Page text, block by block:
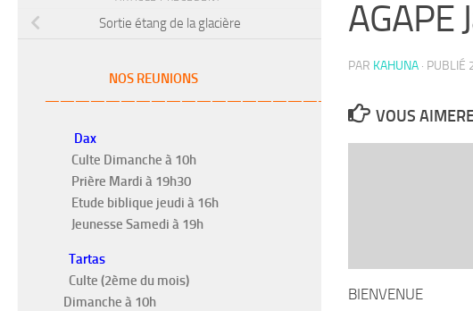
AGAPE
PAR KAHUNA · PUBLIÉ
VOUS
BIENVENUE
Sortie étang de la glacière
NOS REUNIONS
———————————————————–
Dax
Culte Dimanche à 10h
Prière Mardi à 19h30
Etude biblique jeudi à 16h
Jeunesse Samedi à 19h
Tartas
Culte (2ème du mois)
Dimanche à 10h